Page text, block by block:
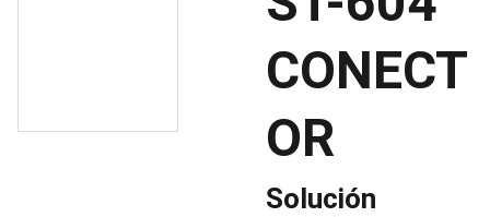
CONECT
OR
Solución